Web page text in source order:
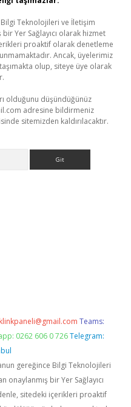
Bilgi Teknolojileri ve İletişim
Yer Sağlayıcı olarak hizmet
proaktif olarak denetleme
Ancak, üyelerimiz
olup, siteye üye olarak
olduğunu düşündüğünüz
adresine bildirmeniz
sitemizden kaldırılacaktır.
Teams:
0262 606 0 726 Telegram:
gereğince Bilgi Teknolojileri
onaylanmış bir Yer Sağlayıcı
sitedeki içerikleri proaktif